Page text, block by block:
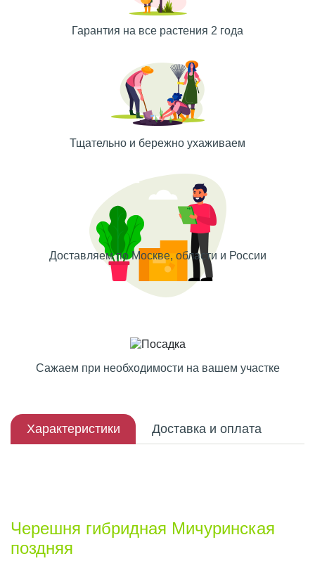
Гарантия на все растения 2 года
Тщательно и бережно ухаживаем
Доставляем по Москве, области и России
Сажаем при необходимости на вашем участке
Характеристики Доставка и оплата
Черешня гибридная Мичуринская
поздняя